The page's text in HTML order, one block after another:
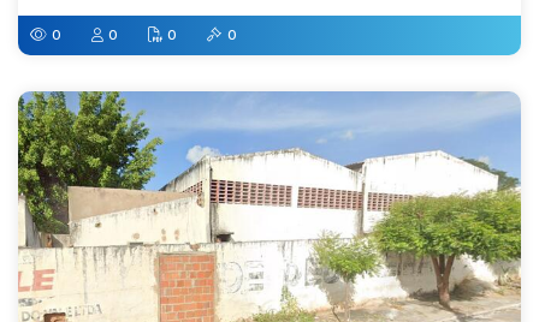
0 0 0 0